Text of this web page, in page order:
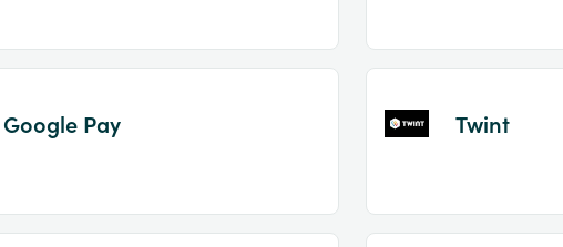
Google Pay Twint